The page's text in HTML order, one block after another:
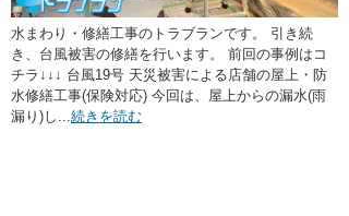
水まわり・修繕工事のトラブランです。 引き続
き、台風被害の修繕を行います。 前回の事例はコ
チラ↓↓↓ 台風19号 天災被害による店舗の屋上・防
水修繕工事(保険対応) 今回は、屋上からの漏水(雨
漏り)し... 続きを読む